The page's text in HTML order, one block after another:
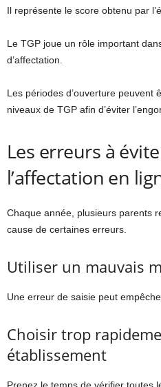
Il représente le score obtenu par
Le TGP joue un rôle important
d’affectation.
Les périodes d’ouverture peuvent
niveaux de TGP afin d’éviter
Les erreurs à
l’affectation en
Chaque année, plusieurs parents
cause de certaines erreurs.
Utiliser un mauvais
Une erreur de saisie peut
Choisir trop
établissement